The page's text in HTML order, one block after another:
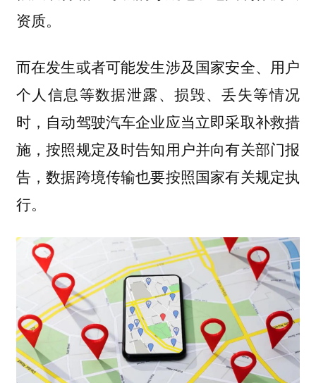
资质。
而在发生或者可能发生涉及国家安全、用户
个人信息等数据泄露、损毁、丢失等情况
时，自动驾驶汽车企业应当立即采取补救措
施，按照规定及时告知用户并向有关部门报
告，数据跨境传输也要按照国家有关规定执
行。